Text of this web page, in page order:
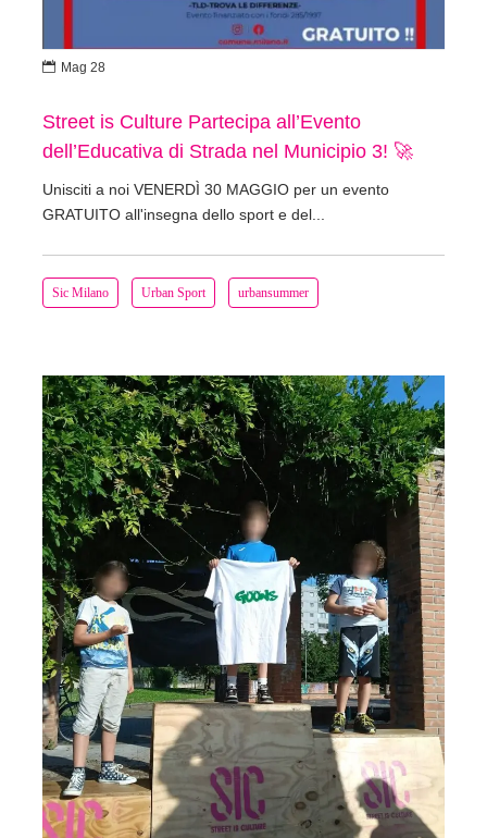
Sic Milano Urban Sport urbansummer
Street is Culture Partecipa all’Evento
dell’Educativa di Strada nel Municipio 3! 🚀
Unisciti a noi VENERDÌ 30 MAGGIO per un evento
GRATUITO all'insegna dello sport e del...
 Mag 28